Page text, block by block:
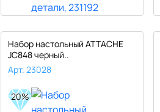
Набор настольный ATTACHE
JC848 черный..
Арт. 23028
20%